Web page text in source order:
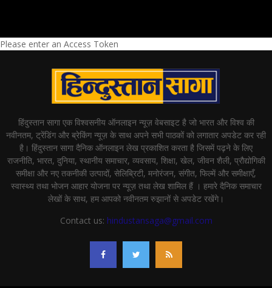
Please enter an Access Token
हिंदुस्तान सागा एक विश्वसनीय ऑनलाइन न्यूज़ वेबसाइट है जो भारत और विश्व की
नवीनतम, ट्रेंडिंग और ब्रेकिंग न्यूज़ के साथ अपने सभी पाठकों को लगातार अपडेट कर रही
है। हिंदुस्तान सागा दैनिक ऑनलाइन लेख प्रकाशित करता है जिसमें पढ़ने के लिए
राजनीति, भारत, दुनिया, स्थानीय समाचार, व्यवसाय, शिक्षा, खेल, जीवन शैली, प्रौद्योगिकी
समीक्षा और नए तकनीकी उत्पादों, सेलिब्रिटी, मनोरंजन, संगीत, फिल्में और समीक्षाएँ,
स्वास्थ्य तथा भोजन आहार योजना पर न्यूज़ तथा लेख शामिल हैं । हमारे दैनिक समाचार
लेखों के साथ, हम आपको नवीनतम रुझानों से अपडेट रखेंगे।
Contact us: hindustansaga@gmail.com